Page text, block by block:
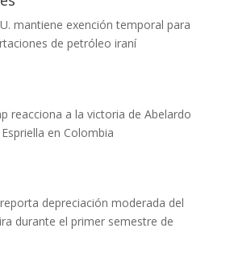
mantiene exención temporal para
de petróleo iraní
reacciona a la victoria de Abelardo
en Colombia
depreciación moderada del
durante el primer semestre de